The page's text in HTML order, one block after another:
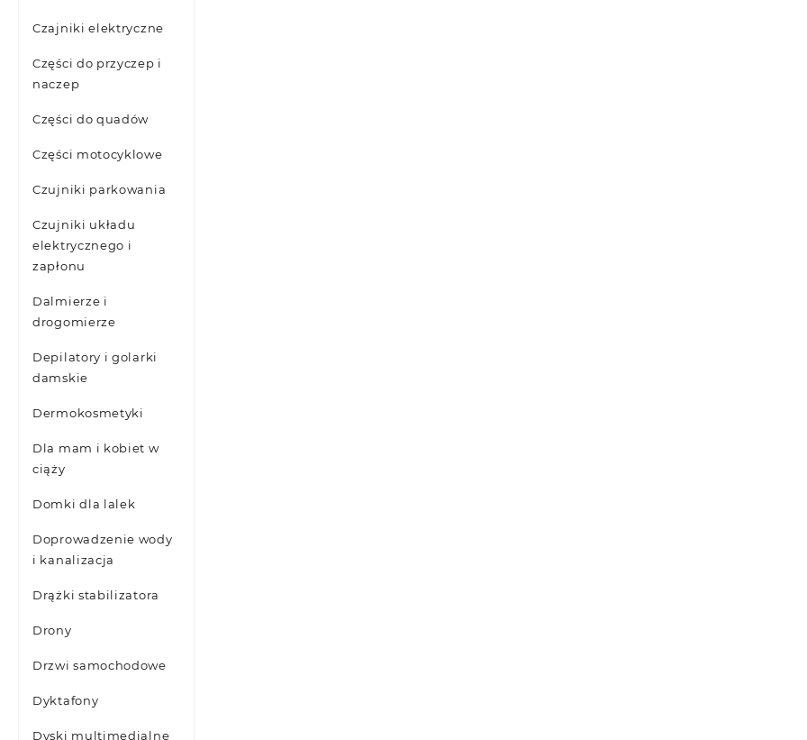
Czajniki elektryczne
Części do przyczep i
naczep
Części do quadów
Części motocyklowe
Czujniki parkowania
Czujniki układu
elektrycznego i
zapłonu
Dalmierze i
drogomierze
Depilatory i golarki
damskie
Dermokosmetyki
Dla mam i kobiet w
ciąży
Domki dla lalek
Doprowadzenie wody
i kanalizacja
Drążki stabilizatora
Drony
Drzwi samochodowe
Dyktafony
Dyski multimedialne